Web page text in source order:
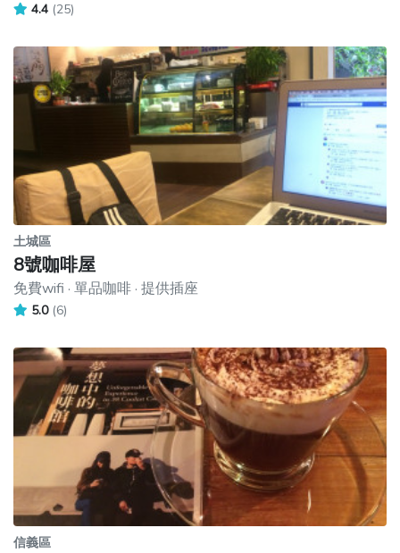
4.4 (25)
土城區
8號咖啡屋
免費wifi · 單品咖啡 · 提供插座
5.0 (6)
信義區